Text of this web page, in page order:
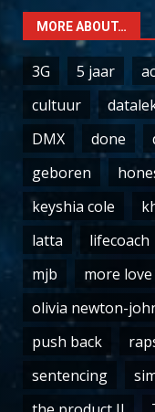
MORE ABOUT…
3G 5 jaar
cultuur
DMX
done
geboren
keyshia cole
latta
lifecoach
mjb
more love
olivia newton-
push back
sentencing